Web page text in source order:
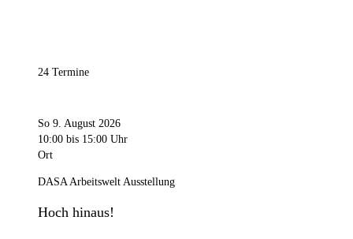
24 Termine
So 9. August 2026
10:00 bis 15:00 Uhr
Ort
DASA Arbeitswelt Ausstellung
Hoch hinaus!